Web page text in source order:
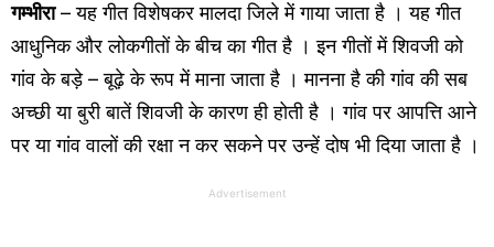
गम्भीरा– यह गीत विशेषकर मालदा जिले में गाया जाता है । यह गीत
आधुनिक और लोकगीतों के बीच का गीत है । इन गीतों में शिवजी को
गांव के बड़े – बूढ़े के रूप में माना जाता है । मानना है की गांव की सब
अच्छी या बुरी बातें शिवजी के कारण ही होती है । गांव पर आपत्ति आने
पर या गांव वालों की रक्षा न कर सकने पर उन्हें दोष भी दिया जाता है ।
Advertisement